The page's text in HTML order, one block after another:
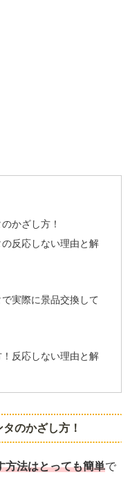
かざし方！
反応しない理由と解
実際に景品交換して
反応しない理由と解
のかざし方！
方法はとっても簡単で